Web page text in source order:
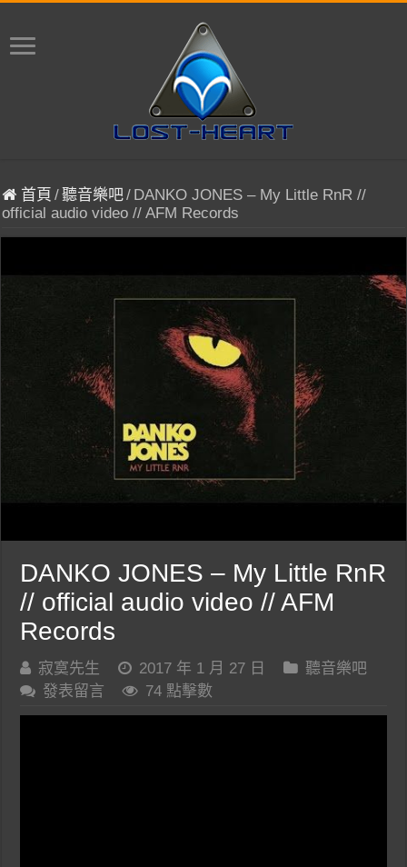
首頁 /聽音樂吧/ DANKO JONES – My Little RnR //
official audio video // AFM Records
DANKO JONES – My Little RnR
// official audio video // AFM
Records
寂寞先生 2017 年 1 月 27 日
聽音樂吧
發表留言
74 點擊數